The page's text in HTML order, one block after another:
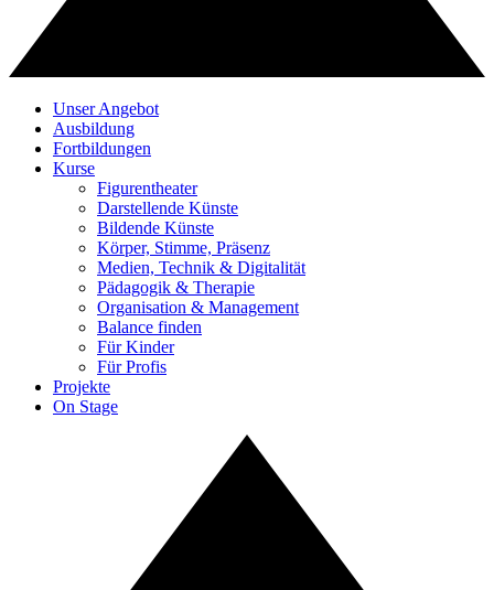
Unser Angebot
Ausbildung
Fortbildungen
Kurse
Figurentheater
Darstellende Künste
Bildende Künste
Körper, Stimme, Präsenz
Medien, Technik & Digitalität
Pädagogik & Therapie
Organisation & Management
Balance finden
Für Kinder
Für Profis
Projekte
On Stage